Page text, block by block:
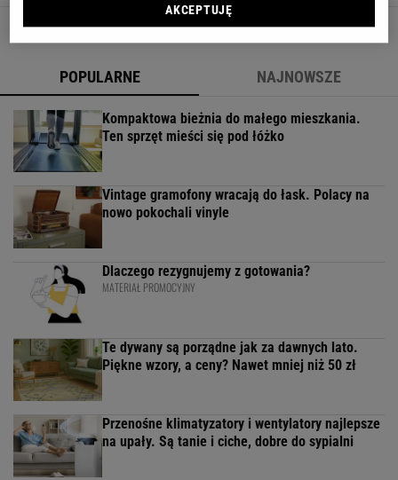
POPULARNE NAJNOWSZE
Kompaktowa bieżnia do małego mieszkania.
Ten sprzęt mieści się pod łóżko
Vintage gramofony wracają do łask. Polacy na
nowo pokochali vinyle
Dlaczego rezygnujemy z gotowania?
MATERIAŁ PROMOCYJNY
Te dywany są porządne jak za dawnych lato.
Piękne wzory, a ceny? Nawet mniej niż 50 zł
Przenośne klimatyzatory i wentylatory najlepsze
na upały. Są tanie i ciche, dobre do sypialni
AKCEPTUJĘ